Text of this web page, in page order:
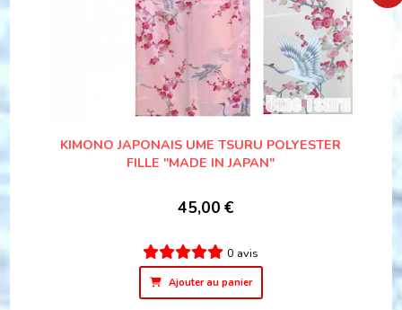
KIMONO JAPONAIS UME TSURU POLYESTER
FILLE "MADE IN JAPAN"
45,00 €
0 avis
Ajouter au panier